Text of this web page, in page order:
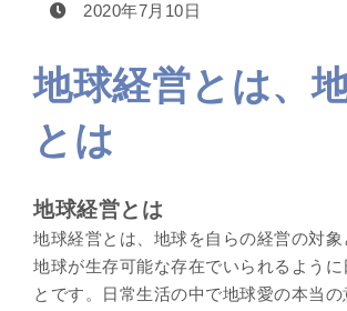
2020年7月10日
地球経営とは、
とは
地球経営とは
地球経営とは、地球を自らの経営の対象
地球が生存可能な存在でいられるように
とです。日常生活の中で地球愛の本当の